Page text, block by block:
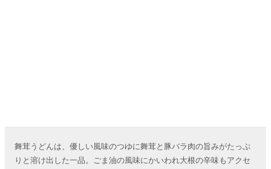
舞茸うどんは、優しい風味のつゆに舞茸と豚バラ肉の旨みがたっぷ
りと溶け出した一品。ごま油の風味にかいわれ大根の辛味もアクセ